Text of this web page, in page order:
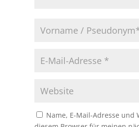
Name, E-Mail-Adresse und